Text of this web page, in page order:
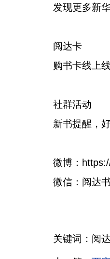
发现更多新
阅达卡
购书卡线上
社群活动
新书提醒，
微博：
微信：阅达
关键词：阅